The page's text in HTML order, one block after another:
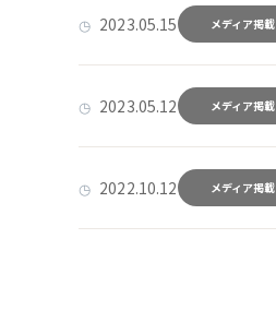
2023.05.15 メディア掲載
2023.05.12 メディア掲載
2022.10.12 メディア掲載